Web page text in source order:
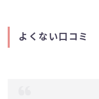
よくない口コミ